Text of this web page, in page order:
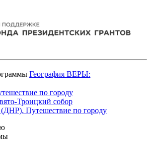
География ВЕРЫ:
по городу
Троицкий собор
Путешествие по городу